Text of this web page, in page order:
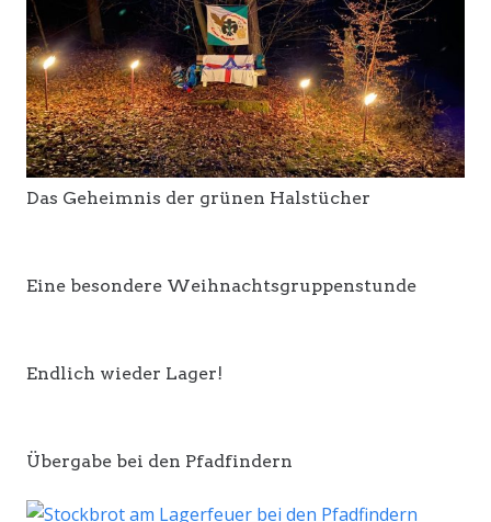
Das Geheimnis der grünen Halstücher
Eine besondere Weihnachtsgruppenstunde
Endlich wieder Lager!
Übergabe bei den Pfadfindern